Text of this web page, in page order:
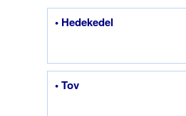
• Hedekedel
• Tov